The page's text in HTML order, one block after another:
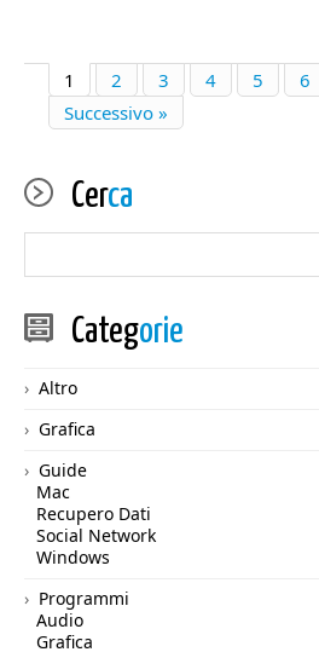
1 2 3 4 5 6
Successivo »
Cerca
Categorie
Altro
Grafica
Guide
Mac
Recupero Dati
Social Network
Windows
Programmi
Audio
Grafica